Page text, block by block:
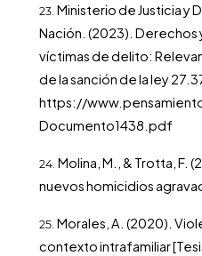
Ministerio de Justicia y
Nación. (2023). Derechos
víctimas de delito:
de la sanción de la ley
https://
Documento1438.pdf
Molina, M., & Trotta, F.
nuevos homicidios
Morales, A. (2020).
contexto intrafamiliar